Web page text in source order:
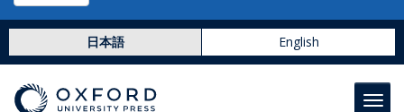
日本語 English